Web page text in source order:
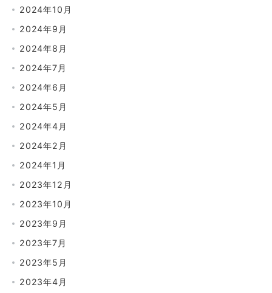
2024年10月
2024年9月
2024年8月
2024年7月
2024年6月
2024年5月
2024年4月
2024年2月
2024年1月
2023年12月
2023年10月
2023年9月
2023年7月
2023年5月
2023年4月